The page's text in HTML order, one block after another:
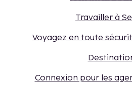
Travailler à
Voyagez en toute
Connexion pour les